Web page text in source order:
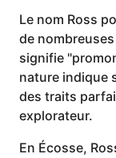
Le nom Ross
de
signifie
nature indique
des traits
explorateur.
En Écosse,